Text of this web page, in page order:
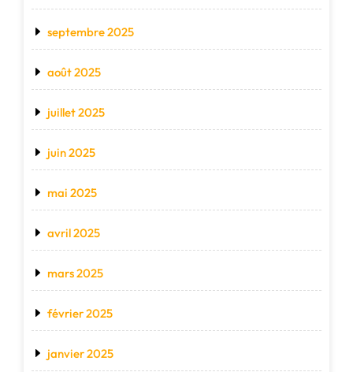
septembre 2025
août 2025
juillet 2025
juin 2025
mai 2025
avril 2025
mars 2025
février 2025
janvier 2025